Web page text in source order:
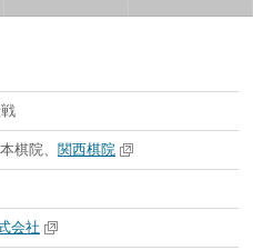
棋院、 関西棋院
会社